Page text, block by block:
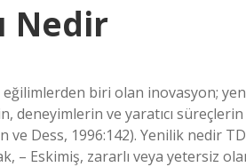
Nedir
eğilimlerden biri olan inovasyon;
deneyimlerin ve yaratıcı
Dess, 1996:142). Yenilik nedir
– Eskimiş, zararlı veya yetersiz